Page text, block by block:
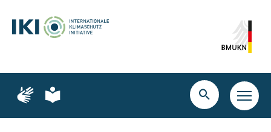
Hauptinhalt
springen
Suche
springen
Hauptnavigation
springen
Zur
Seite
Gebärdensprache
Zur
Seite
leichte
Suche
öffnen